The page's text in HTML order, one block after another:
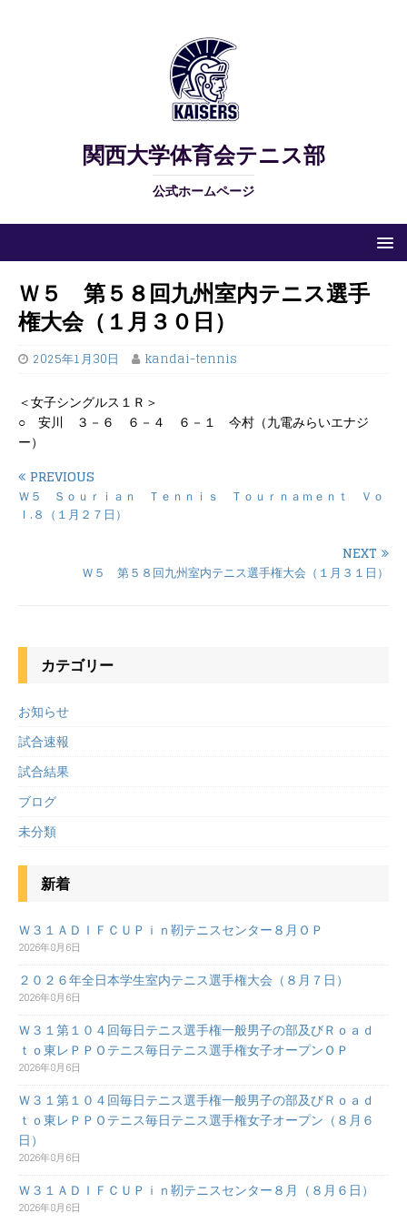
関西大学体育会テニス部
公式ホームページ
Ｗ５ 第５８回九州室内テニス選手
権大会（１月３０日）
2025年1月30日 kandai-tennis
＜女子シングルス１Ｒ＞
○ 安川 ３－６ ６－４ ６－１ 今村（九電みらいエナジ
ー）
PREVIOUS
Ｗ５ Ｓｏｕｒｉａｎ Ｔｅｎｎｉｓ Ｔｏｕｒｎａｍｅｎｔ Ｖｏ
ｌ.８（１月２７日）
NEXT
Ｗ５ 第５８回九州室内テニス選手権大会（１月３１日）
カテゴリー
お知らせ
試合速報
試合結果
ブログ
未分類
新着
Ｗ３１ＡＤＩＦＣＵＰｉｎ靭テニスセンター８月ＯＰ
2026年8月6日
２０２６年全日本学生室内テニス選手権大会（８月７日）
2026年8月6日
Ｗ３１第１０４回毎日テニス選手権一般男子の部及びＲｏａｄ
ｔｏ東レＰＰＯテニス毎日テニス選手権女子オープンＯＰ
2026年8月6日
Ｗ３１第１０４回毎日テニス選手権一般男子の部及びＲｏａｄ
ｔｏ東レＰＰＯテニス毎日テニス選手権女子オープン（８月６
日）
2026年8月6日
Ｗ３１ＡＤＩＦＣＵＰｉｎ靭テニスセンター８月（８月６日）
2026年8月6日